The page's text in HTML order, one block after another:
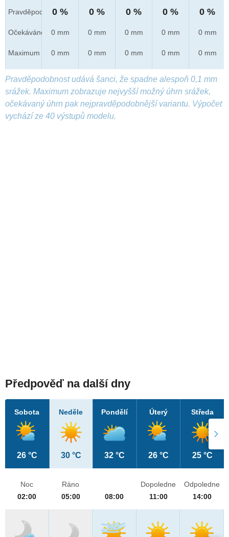
Pravděpod.
Očekáváno
Maximum
0 %
0 mm
0 mm
0 %
0 mm
0 mm
0 %
0 mm
0 mm
0 %
0 mm
0 mm
0 %
0 mm
0 mm
Pravděpodobnost udává šanci, že spadne alespoň 0,1 mm
srážek. Maximum zobrazuje nejvyšší možný úhrn srážek,
očekávaný úhrn pak nejpravděpodobnější variantu. Výpočet
vychází ze 40 výstupů modelu.
Předpověď na další dny
Sobota
26 °C
Neděle
30 °C
Pondělí
32 °C
Úterý
26 °C
Středa
25 °C
Noc
02:00
Ráno
05:00
08:00
Dopoledne
11:00
Odpoledne
14:00